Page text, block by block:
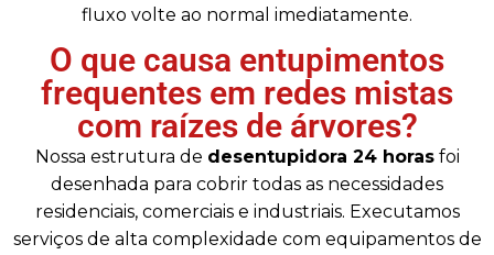
fluxo volte ao normal imediatamente.
O que causa entupimentos
frequentes em redes mistas
com raízes de árvores?
Nossa estrutura de desentupidora 24 horasfoi
desenhada para cobrir todas as necessidades
residenciais, comerciais e industriais. Executamos
serviços de alta complexidade com equipamentos de